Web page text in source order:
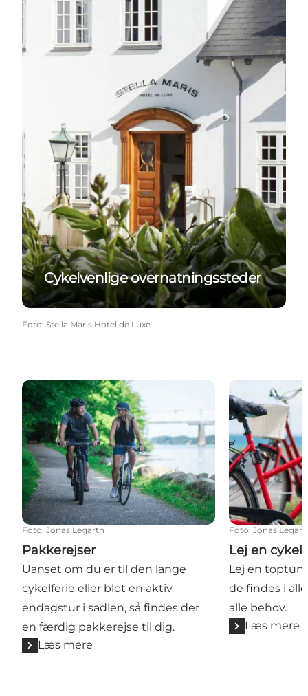
Cykelvenlige overnatningssteder
Foto: Stella Maris Hotel de Luxe
Pakkerejser
Foto: Jonas Legarth
Pakkerejser
Uanset om du er til den lange
cykelferie eller blot en aktiv
endagstur i sadlen, så findes der
en færdig pakkerejse til dig.
Læs mere
Lej en cykel
Foto: Jonas
Lej en cykel
Lej en
de findes i
alle behov.
Læs mere